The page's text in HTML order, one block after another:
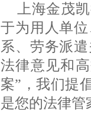
上海金茂
于为用人单
系、劳务派
法律意见和
案”，我们提
是您的法律管